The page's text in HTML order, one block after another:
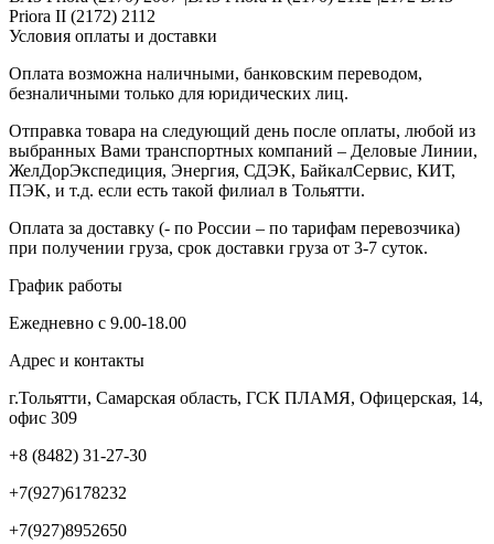
Priora II (2172) 2112
Условия оплаты и доставки
Оплата возможна наличными, банковским переводом,
безналичными только для юридических лиц.
Отправка товара на следующий день после оплаты, любой из
выбранных Вами транспортных компаний – Деловые Линии,
ЖелДорЭкспедиция, Энергия, СДЭК, БайкалСервис, КИТ,
ПЭК, и т.д. если есть такой филиал в Тольятти.
Оплата за доставку (- по России – по тарифам перевозчика)
при получении груза, срок доставки груза от 3-7 суток.
График работы
Ежедневно с 9.00-18.00
Адрес и контакты
г.Тольятти, Самарская область, ГСК ПЛАМЯ, Офицерская, 14,
офис 309
+8 (8482) 31-27-30
+7(927)6178232
+7(927)8952650